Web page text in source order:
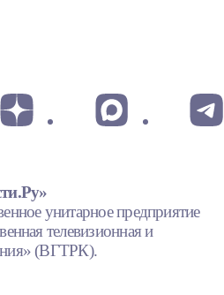
унитарное предприятие
телевизионная и
(ВГТРК).